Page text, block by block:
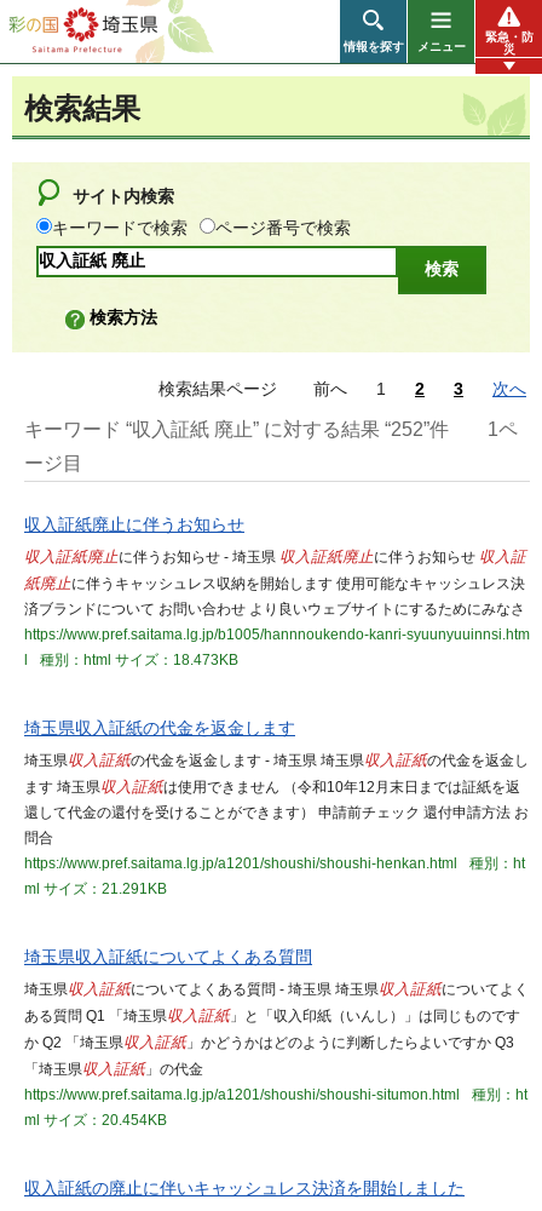
彩の国 埼玉県
情報を探す メニュー
緊急・防
災
検索結果
サイト内検索
キーワードで検索
ページ番号で検索
検索方法
検索結果ページ 前へ 1 2 3 次へ
キーワード “収入証紙 廃止” に対する結果 “252”件
1ペ
ージ目
収入証紙廃止に伴うお知らせ
収入証紙廃止に伴うお知らせ - 埼玉県 収入証紙廃止に伴うお知らせ 収入証
紙廃止に伴うキャッシュレス収納を開始します 使用可能なキャッシュレス決
済ブランドについて お問い合わせ より良いウェブサイトにするためにみなさ
https://www.pref.saitama.lg.jp/b1005/hannnoukendo-kanri-syuunyuuinnsi.htm
種別：html サイズ：18.473KB
埼玉県収入証紙の代金を返金します
埼玉県収入証紙の代金を返金します - 埼玉県 埼玉県収入証紙の代金を返金し
ます 埼玉県収入証紙は使用できません （令和10年12月末日までは証紙を返
還して代金の還付を受けることができます） 申請前チェック 還付申請方法 お
問合
https://www.pref.saitama.lg.jp/a1201/shoushi/shoushi-henkan.html
種別：ht
ml サイズ：21.291KB
埼玉県収入証紙についてよくある質問
埼玉県収入証紙についてよくある質問 - 埼玉県 埼玉県収入証紙についてよく
ある質問 Q1 「埼玉県収入証紙」と「収入印紙（いんし）」は同じものです
か Q2 「埼玉県収入証紙」かどうかはどのように判断したらよいですか Q3
「埼玉県収入証紙」の代金
https://www.pref.saitama.lg.jp/a1201/shoushi/shoushi-situmon.html
種別：ht
ml サイズ：20.454KB
収入証紙の廃止に伴いキャッシュレス決済を開始しました